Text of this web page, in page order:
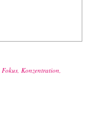
Fokus, Konzentration,